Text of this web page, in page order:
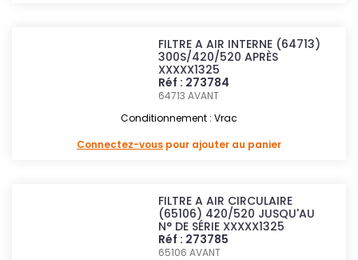
FILTRE A AIR INTERNE (64713)
300S/420/520 APRÈS
XXXXX1325
Réf : 273784
64713AVANT
Conditionnement : Vrac
Connectez-vous pour ajouter au panier
FILTRE A AIR CIRCULAIRE
(65106) 420/520 JUSQU'AU
N° DE SÉRIE XXXXX1325
Réf : 273785
65106AVANT